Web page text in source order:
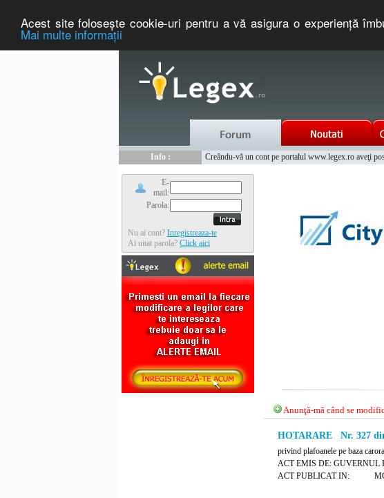
Acest site foloseşte cookie-uri pentru a vă asigura o experienţă
Mai multe informaţii
Info :
Creându-vă un cont pe portalul www.legex.ro aveţi
E-
mail:
Parola:
Nu ai cont? Inregistreaza-te
Ai uitat parola? Click aici
Anunţă-mă când se
HOTARARE Nr. 327
privind plafoanele pe baza
ACT EMIS DE: GUVERNUL
ACT PUBLICAT IN: